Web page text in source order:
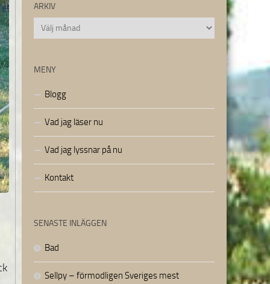
ARKIV
Arkiv
MENY
Blogg
Vad jag läser nu
Vad jag lyssnar på nu
Kontakt
SENASTE INLÄGGEN
Bad
Sellpy – förmodligen Sveriges mest